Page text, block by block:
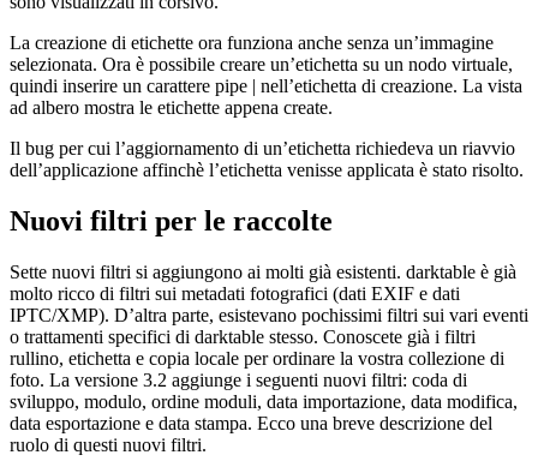
La creazione di etichette ora funziona anche senza un’immagine
selezionata. Ora è possibile creare un’etichetta su un nodo virtuale,
quindi inserire un carattere pipe | nell’etichetta di creazione. La vista
ad albero mostra le etichette appena create.
Il bug per cui l’aggiornamento di un’etichetta richiedeva un riavvio
dell’applicazione affinchè l’etichetta venisse applicata è stato risolto.
Nuovi filtri per le raccolte
Sette nuovi filtri si aggiungono ai molti già esistenti. darktable è già
molto ricco di filtri sui metadati fotografici (dati EXIF e dati
IPTC/XMP). D’altra parte, esistevano pochissimi filtri sui vari eventi
o trattamenti specifici di darktable stesso. Conoscete già i filtri
rullino, etichetta e copia locale per ordinare la vostra collezione di
foto. La versione 3.2 aggiunge i seguenti nuovi filtri: coda di
sviluppo, modulo, ordine moduli, data importazione, data modifica,
data esportazione e data stampa. Ecco una breve descrizione del
ruolo di questi nuovi filtri.